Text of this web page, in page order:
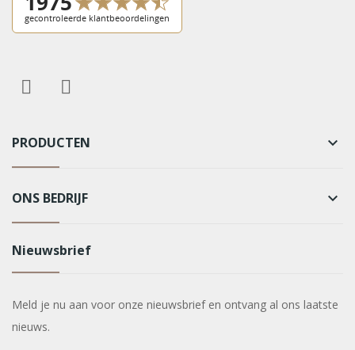
PRODUCTEN keyboard_arrow_down
ONS BEDRIJF keyboard_arrow_down
Nieuwsbrief
Meld je nu aan voor onze nieuwsbrief en ontvang al ons laatste
nieuws.